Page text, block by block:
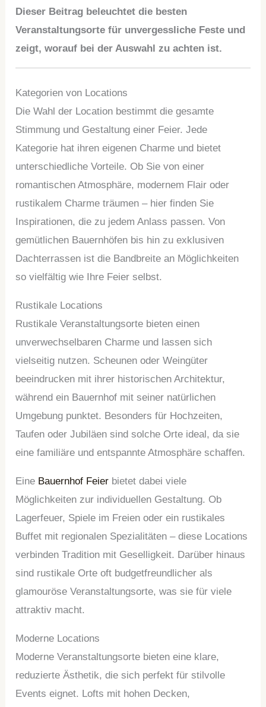
Dieser Beitrag beleuchtet die besten
Veranstaltungsorte für unvergessliche Feste und
zeigt, worauf bei der Auswahl zu achten ist.
Kategorien von Locations
Die Wahl der Location bestimmt die gesamte
Stimmung und Gestaltung einer Feier. Jede
Kategorie hat ihren eigenen Charme und bietet
unterschiedliche Vorteile. Ob Sie von einer
romantischen Atmosphäre, modernem Flair oder
rustikalem Charme träumen – hier finden Sie
Inspirationen, die zu jedem Anlass passen. Von
gemütlichen Bauernhöfen bis hin zu exklusiven
Dachterrassen ist die Bandbreite an Möglichkeiten
so vielfältig wie Ihre Feier selbst.
Rustikale Locations
Rustikale Veranstaltungsorte bieten einen
unverwechselbaren Charme und lassen sich
vielseitig nutzen. Scheunen oder Weingüter
beeindrucken mit ihrer historischen Architektur,
während ein Bauernhof mit seiner natürlichen
Umgebung punktet. Besonders für Hochzeiten,
Taufen oder Jubiläen sind solche Orte ideal, da sie
eine familiäre und entspannte Atmosphäre schaffen.
Eine Bauernhof Feier bietet dabei viele
Möglichkeiten zur individuellen Gestaltung. Ob
Lagerfeuer, Spiele im Freien oder ein rustikales
Buffet mit regionalen Spezialitäten – diese Locations
verbinden Tradition mit Geselligkeit. Darüber hinaus
sind rustikale Orte oft budgetfreundlicher als
glamouröse Veranstaltungsorte, was sie für viele
attraktiv macht.
Moderne Locations
Moderne Veranstaltungsorte bieten eine klare,
reduzierte Ästhetik, die sich perfekt für stilvolle
Events eignet. Lofts mit hohen Decken,